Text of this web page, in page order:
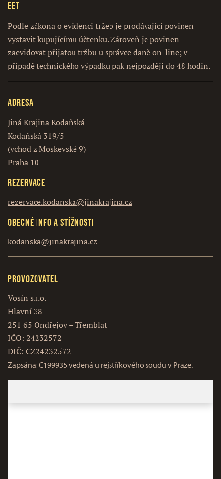
EET
Podle zákona o evidenci tržeb je prodávající povinen
vystavit kupujícímu účtenku. Zároveň je povinen
zaevidovat přijatou tržbu u správce daně on-line; v
případě technického výpadku pak nejpozději do 48 hodin.
Adresa
Jiná Krajina Kodaňská
Kodaňská 319/5
(vchod z Moskevské 9)
Praha 10
Rezervace
rezervace.kodanska@jinakrajina.cz
Obecné info a stížnosti
kodanska@jinakrajina.cz
Provozovatel
Vosín s.r.o.
Hlavní 38
251 65 Ondřejov – Třemblat
IČO: 24232572
DIČ: CZ24232572
Zapsána: C199935 vedená u rejstříkového soudu v Praze.